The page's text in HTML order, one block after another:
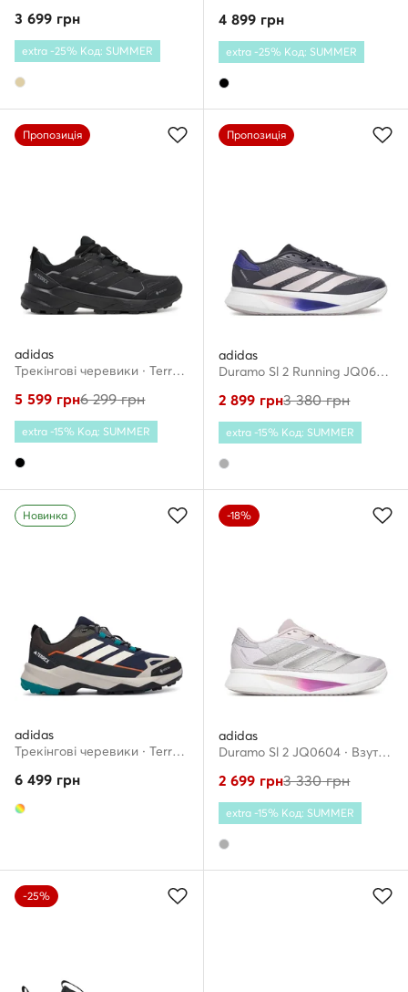
3 699 грн
extra -25% Код: SUMMER
4 899 грн
extra -25% Код: SUMMER
Пропозиція
adidas
Трекінгові черевики · Terrex Skychaser AX5 GORE-TEX JQ2210 · Чорний
5 599 грн6 299грн
extra -15% Код: SUMMER
Пропозиція
adidas
Duramo Sl 2 Running JQ0606 · Взуття для бігу
2 899 грн3 380грн
extra -15% Код: SUMMER
Новинка
adidas
Трекінгові черевики · Terrex Skychaser Ax5 Gore-Tex Hiking Shoes KJ8938 · Кольоровий
6 499 грн
-18%
adidas
Duramo Sl 2 JQ0604 · Взуття для бігу
2 699 грн3 330грн
extra -15% Код: SUMMER
-25%